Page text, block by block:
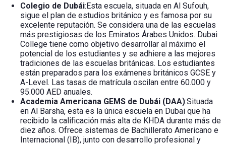
Colegio de Dubái:Esta escuela, situada en Al Sufouh,
sigue el plan de estudios británico y es famosa por su
excelente reputación. Se considera una de las escuelas
más prestigiosas de los Emiratos Árabes Unidos. Dubai
College tiene como objetivo desarrollar al máximo el
potencial de los estudiantes y se adhiere a las mejores
tradiciones de las escuelas británicas. Los estudiantes
están preparados para los exámenes británicos GCSE y
A-Level. Las tasas de matrícula oscilan entre 60.000 y
95.000 AED anuales.
Academia Americana GEMS de Dubái (DAA):Situada
en Al Barsha, esta es la única escuela en Dubai que ha
recibido la calificación más alta de KHDA durante más de
diez años. Ofrece sistemas de Bachillerato Americano e
Internacional (IB), junto con desarrollo profesional y